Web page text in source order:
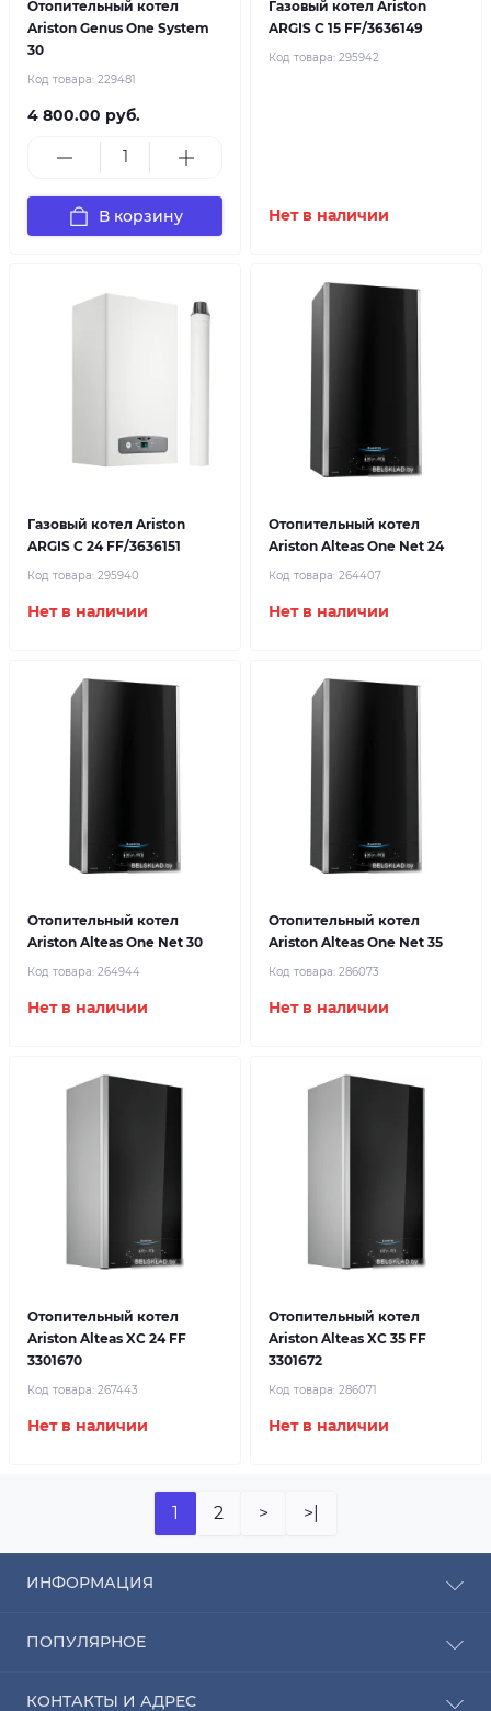
Отопительный котел
Ariston Genus One System
30
Код товара: 229481
4 800.00 руб.
В корзину
Газовый котел Ariston
ARGIS C 15 FF/3636149
Код товара: 295942
Нет в наличии
Газовый котел Ariston
ARGIS C 24 FF/3636151
Код товара: 295940
Нет в наличии
Отопительный котел
Ariston Alteas One Net 24
Код товара: 264407
Нет в наличии
Отопительный котел
Ariston Alteas One Net 30
Код товара: 264944
Нет в наличии
Отопительный котел
Ariston Alteas One Net 35
Код товара: 286073
Нет в наличии
Отопительный котел
Ariston Alteas XC 24 FF
3301670
Код товара: 267443
Нет в наличии
Отопительный котел
Ariston Alteas XC 35 FF
3301672
Код товара: 286071
Нет в наличии
1 2 > >|
ИНФОРМАЦИЯ
Оплата
О компании
ПОПУЛЯРНОЕ
КОНТАКТЫ И АДРЕС